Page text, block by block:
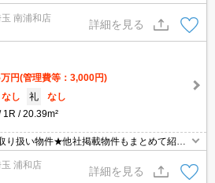
南浦和店
詳細を見る
万円(管理費等：3,000円)
なし 礼
なし
1R 20.39m²
り扱い物件★他社掲載物件もまとめて紹介
の面談＆見学も対応
浦和店
詳細を見る